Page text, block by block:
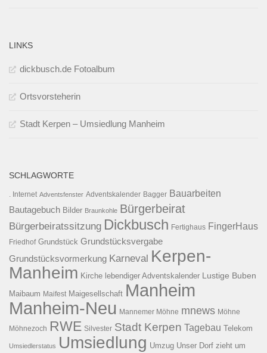
LINKS
dickbusch.de Fotoalbum
Ortsvorsteherin
Stadt Kerpen – Umsiedlung Manheim
SCHLAGWORTE
. Internet Adventsfenster Adventskalender Bagger Bauarbeiten
Bautagebuch Bilder Braunkohle Bürgerbeirat
Bürgerbeiratssitzung Dickbusch Fertighaus FingerHaus
Friedhof Grundstück Grundstücksvergabe
Grundstücksvormerkung Karneval Kerpen-
Manheim Kirche lebendiger Adventskalender Lustige Buben
Maibaum Maifest Maigesellschaft Manheim
Manheim-Neu Mannemer Möhne mnews Möhne
Möhnezoch RWE Silvester Stadt Kerpen Tagebau Telekom
Umsiedlerstatus Umsiedlung Umzug Unser Dorf zieht um